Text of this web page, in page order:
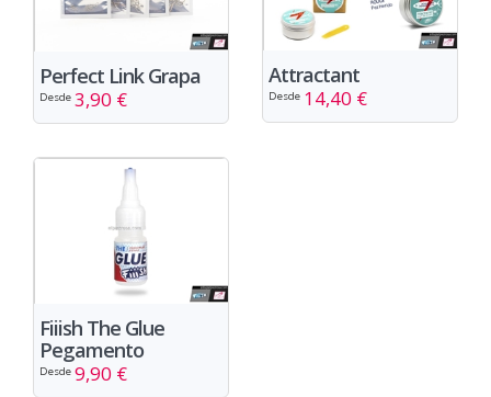
Perfect Link Grapa
Desde 3,90 €
Attractant
Desde 14,40 €
Fiiish The Glue
Pegamento
Desde 9,90 €